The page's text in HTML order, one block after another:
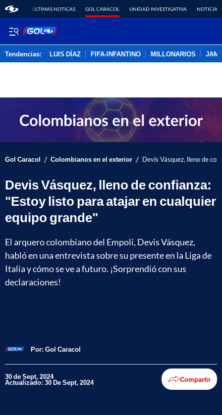
ÚLTIMAS NOTICAS GOL CARACOL UNIDAD INVESTIGATIVA NOTICIAS
Tendencias: LUIS DÍAZ FIFA-INFANTINO MILLONARIOS
Gol Caracol / Colombianos en el exterior / Devis Vásquez, lleno de
Devis Vásquez, lleno de confianza:
"Estoy listo para atajar en cualquier
equipo grande"
El arquero colombiano del Empoli, Devis Vásquez,
habló en una entrevista sobre su presente en la Liga de
Italia y cómo se ve a futuro. ¡Sorprendió con sus
declaraciones!
Por: Gol Caracol
30 de Sept, 2024
Actualizado: 30 De Sept, 2024 Compartir